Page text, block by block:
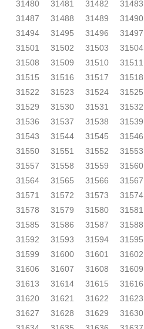
31480 31481 31482 31483
31487
31488 31489 31490
31494
31495 31496 31497
31501
31502 31503 31504
31508
31509 31510 31511
31515
31516 31517 31518
31522
31523 31524 31525
31529
31530 31531 31532
31536
31537 31538 31539
31543
31544 31545 31546
31550
31551 31552 31553
31557
31558 31559 31560
31564
31565 31566 31567
31571
31572 31573 31574
31578
31579 31580 31581
31585
31586 31587 31588
31592
31593 31594 31595
31599
31600 31601 31602
31606
31607 31608 31609
31613
31614 31615 31616
31620
31621 31622 31623
31627
31628 31629 31630